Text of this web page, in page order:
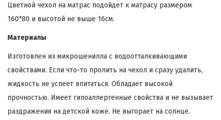
Цветной чехол на матрас подойдет к матрасу размером
160*80 и высотой не выше 16см.
Материалы
Изготовлен из микрошенилла с водоотталкивающими
свойствами. Если что-то пролить на чехол и сразу удалить,
жидкость не успеет впитаться. Обладает высокой
прочностью. Имеет гипоаллергенные свойства и не вызывает
раздражения на детской коже. Не выгорает на солнце.